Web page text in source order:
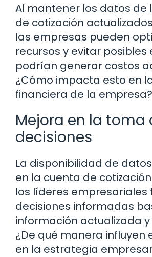
Al mantener los datos de
de cotización
las empresas pueden
recursos y evitar posibles
podrían generar costos
¿Cómo impacta esto en
financiera de la empresa?
Mejora en la toma
decisiones
La disponibilidad de
en la cuenta de
los líderes empresariales
decisiones informadas
información actualizada
¿De qué manera influyen
en la estrategia